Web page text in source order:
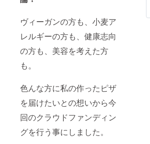
ヴィーガンの方も、小麦ア
レルギーの方も、健康志向
の方も、美容を考えた方
も。
色んな方に私の作ったピザ
を届けたいとの想いから今
回のクラウドファンディン
グを行う事にしました。